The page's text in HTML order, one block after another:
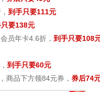
到手只要111元
要138元
员年卡4.6折， 到手只要108
到手只要60元
商品下方领84元券， 券后74
京东